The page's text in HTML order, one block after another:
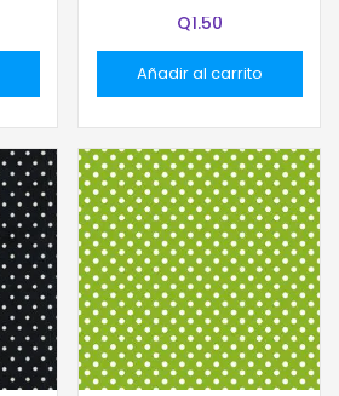
Q1.50
Añadir al carrito